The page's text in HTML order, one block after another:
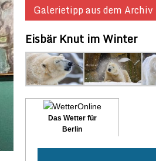
Galerietipp aus dem Archiv
Eisbär Knut im Winter
Das Wetter für
Berlin